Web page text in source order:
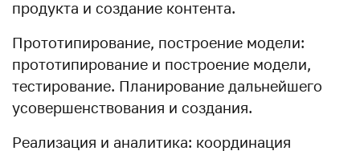
продукта и создание контента.
Прототипирование, построение модели:
прототипирование и построение модели,
тестирование. Планирование дальнейшего
усовершенствования и создания.
Реализация и аналитика: координация